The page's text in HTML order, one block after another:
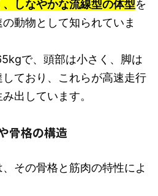
しなやかな流線型の体型を
動物として知られていま
で、頭部は小さく、脚は
ており、これらが高速走行
出しています。
骨格の構造
その骨格と筋肉の特性によ